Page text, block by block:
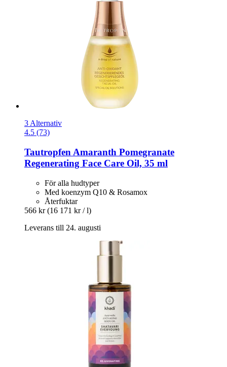
3 Alternativ
4.5 (73)
Tautropfen Amaranth Pomegranate
Regenerating Face Care Oil, 35 ml
För alla hudtyper
Med koenzym Q10 & Rosamox
Återfuktar
566 kr (16 171 kr / l)
Leverans till 24. augusti